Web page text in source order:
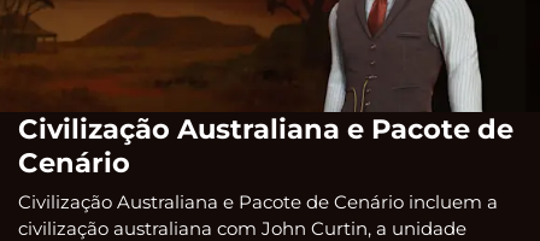
Civilização Australiana e Pacote de
Cenário
Civilização Australiana e Pacote de Cenário incluem a
civilização australiana com John Curtin, a unidade